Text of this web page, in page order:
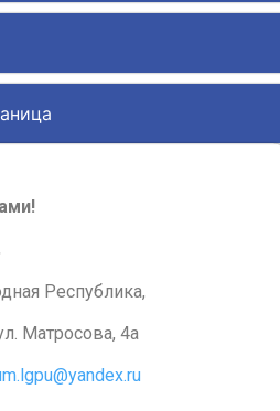
Республика,
Матросова, 4а